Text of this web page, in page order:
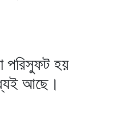
হয়
আছে।